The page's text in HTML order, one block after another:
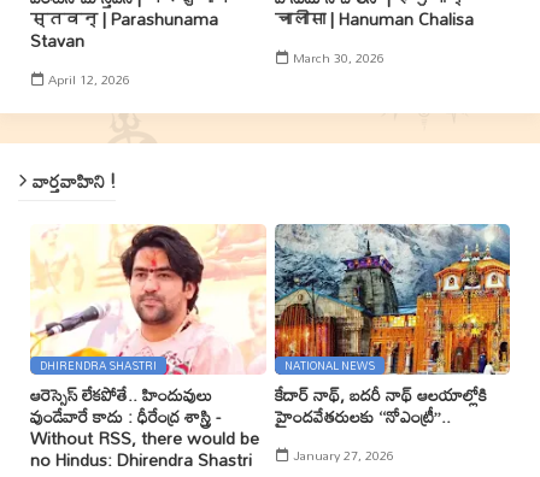
स्तवन् | Parashunama
Stavan
April 12, 2026
चालीसा | Hanuman Chalisa
March 30, 2026
వార్తవాహిని !
DHIRENDRA SHASTRI
ఆరెస్సెస్ లేకపోతే.. హిందువులు
వుండేవారే కాదు : ధీరేంద్ర శాస్త్రి -
Without RSS, there would be
no Hindus: Dhirendra Shastri
NATIONAL NEWS
కేదార్ నాథ్, బదరీ నాథ్ ఆలయాల్లోకి
హైందవేతరులకు ‘‘నోఎంట్రీ’’..
January 27, 2026